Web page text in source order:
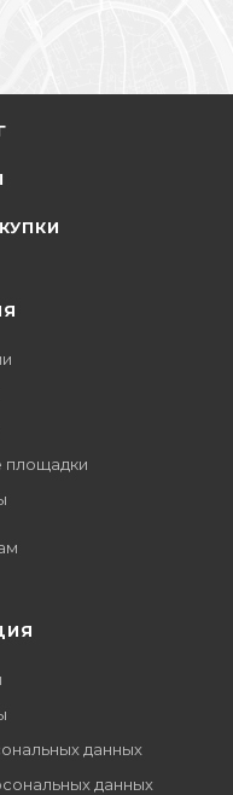
площадки
данных
данных